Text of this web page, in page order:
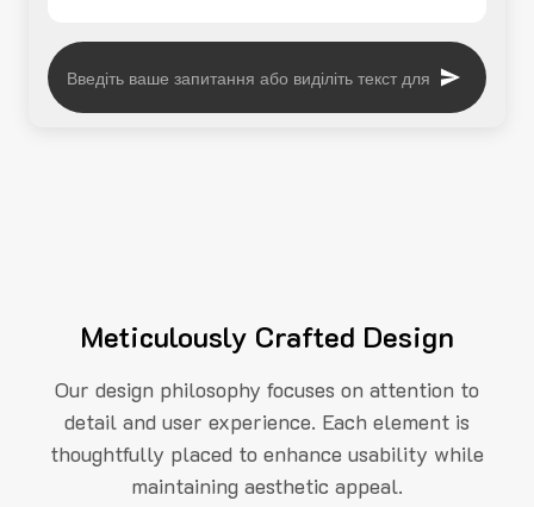
Meticulously Crafted Design
Our design philosophy focuses on attention to
detail and user experience. Each element is
thoughtfully placed to enhance usability while
maintaining aesthetic appeal.